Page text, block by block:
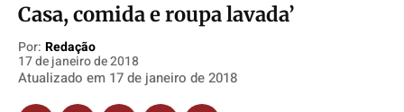
Política
Política
Política
Política
Casa, comida e roupa lavada’
Por: Redação
17 de janeiro de 2018
Atualizado em 17 de janeiro de 2018